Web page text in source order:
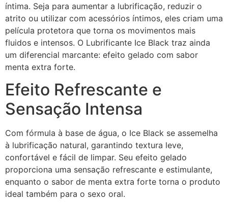
íntima. Seja para aumentar a lubrificação, reduzir o
atrito ou utilizar com acessórios íntimos, eles criam uma
película protetora que torna os movimentos mais
fluidos e intensos. O Lubrificante Ice Black traz ainda
um diferencial marcante: efeito gelado com sabor
menta extra forte.
Efeito Refrescante e
Sensação Intensa
Com fórmula à base de água, o Ice Black se assemelha
à lubrificação natural, garantindo textura leve,
confortável e fácil de limpar. Seu efeito gelado
proporciona uma sensação refrescante e estimulante,
enquanto o sabor de menta extra forte torna o produto
ideal também para o sexo oral.